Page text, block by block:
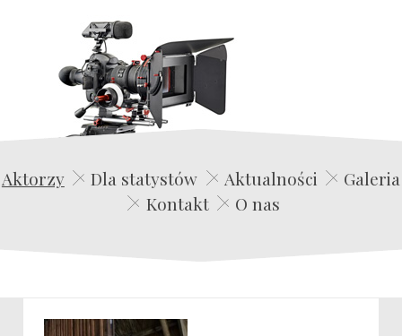
Edwin Film Agencja Aktorska
Aktorzy Dla statystów Aktualności
Galeria
Kontakt
O nas